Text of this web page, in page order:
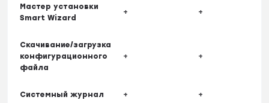
Мастер установки
Smart Wizard
+ +
Скачивание/загрузка
конфигурационного
файла
+ +
Системный журнал + +